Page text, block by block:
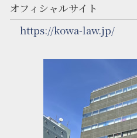
オフィシャルサイト
https://kowa-law.jp/